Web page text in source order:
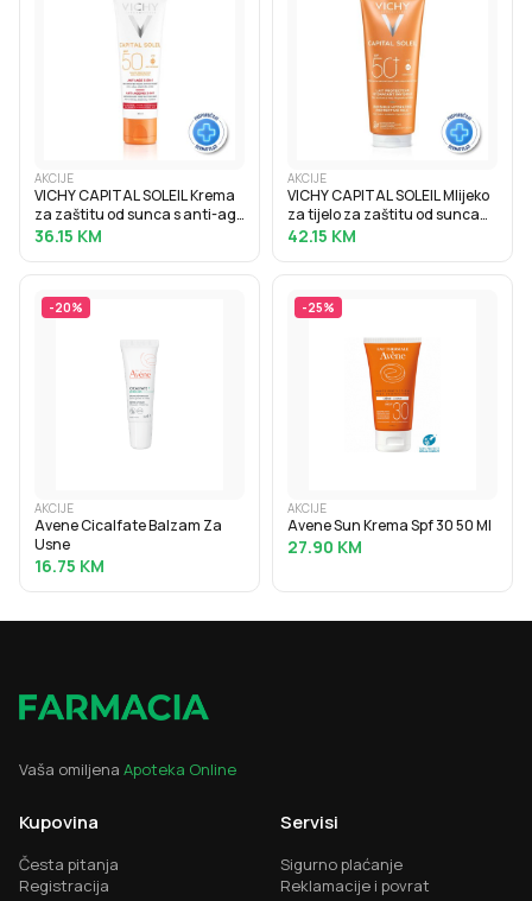
AKCIJE
VICHY CAPITAL SOLEIL Krema
za zaštitu od sunca s anti-age
efektom SPF50, 50 ml
36.15 KM
AKCIJE
VICHY CAPITAL SOLEIL Mlijeko
za tijelo za zaštitu od sunca
SPF50+, obiteljsko pakiranje,
42.15 KM
-20%
AKCIJE
Avene Cicalfate Balzam Za
Usne
16.75 KM
-25%
AKCIJE
Avene Sun Krema Spf 30 50 Ml
27.90 KM
Vaša omiljena Apoteka Online
Kupovina
Česta pitanja
Registracija
Servisi
Sigurno plaćanje
Reklamacije i povrat